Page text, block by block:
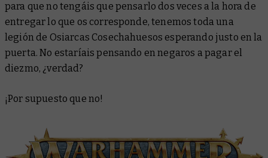
para que no tengáis que pensarlo dos veces a la hora de
entregar lo que os corresponde, tenemos toda una
legión de Osiarcas Cosechahuesos esperando justo en la
puerta. No estaríais pensando en negaros a pagar el
diezmo, ¿verdad?
¡Por supuesto que no!